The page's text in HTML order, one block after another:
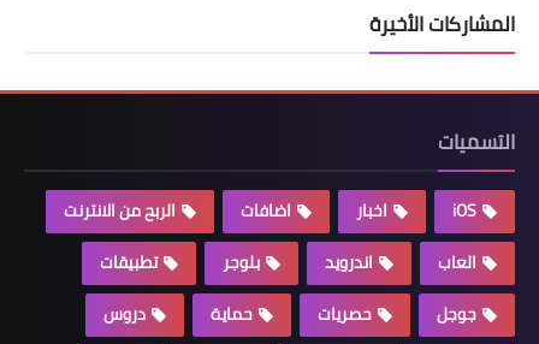
المشاركات الأخيرة
التسميات
iOS اخبار اضافات
الربح من الانترنت
العاب
اندرويد بلوجر
تطبيقات
جوجل
حصريات حماية
دروس